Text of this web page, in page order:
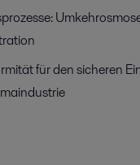
für den sicheren